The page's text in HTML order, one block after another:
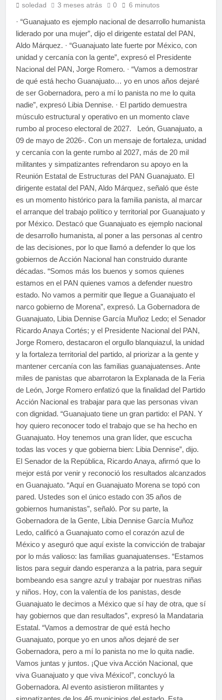
soledad 3 meses atrás 0 6 minutos
· “Guanajuato es ejemplo nacional de desarrollo humanista
liderado por una mujer”, dijo el dirigente estatal del PAN,
Aldo Márquez. · “Guanajuato late fuerte por México, con
unidad y cercanía con la gente”, expresó el Presidente
Nacional del PAN, Jorge Romero. · “Vamos a demostrar
de qué está hecho Guanajuato… yo en unos años dejaré
de ser Gobernadora, pero a mí lo panista no me lo quita
nadie”, expresó Libia Dennise. · El partido demuestra
músculo estructural y operativo en un momento clave
rumbo al proceso electoral de 2027. León, Guanajuato, a
09 de mayo de 2026-. Con un mensaje de fortaleza, unidad
y cercanía con la gente rumbo al 2027, más de 20 mil
militantes y simpatizantes refrendaron su apoyo en la
Reunión Estatal de Estructuras del PAN Guanajuato. El
dirigente estatal del PAN, Aldo Márquez, señaló que éste
es un momento histórico para la familia panista, al marcar
el arranque del trabajo político y territorial por Guanajuato y
por México. Destacó que Guanajuato es ejemplo nacional
de desarrollo humanista, al poner a las personas al centro
de las decisiones, por lo que llamó a defender lo que los
gobiernos de Acción Nacional han construido durante
décadas. “Somos más los buenos y somos quienes
estamos en el PAN quienes vamos a defender nuestro
estado. No vamos a permitir que llegue a Guanajuato el
narco gobierno de Morena”, expresó. La Gobernadora de
Guanajuato, Libia Dennise García Muñoz Ledo; el Senador
Ricardo Anaya Cortés; y el Presidente Nacional del PAN,
Jorge Romero, destacaron el orgullo blanquiazul, la unidad
y la fortaleza territorial del partido, al priorizar a la gente y
mantener cercanía con las familias guanajuatenses. Ante
miles de panistas que abarrotaron la Explanada de la Feria
de León, Jorge Romero enfatizó que la finalidad del Partido
Acción Nacional es trabajar para que las personas vivan
con dignidad. “Guanajuato tiene un gran partido: el PAN. Y
hoy quiero reconocer todo el trabajo que se ha hecho en
Guanajuato. Hoy tenemos una gran líder, que escucha
todas las voces y que gobierna bien: Libia Dennise”, dijo.
El Senador de la República, Ricardo Anaya, afirmó que lo
mejor está por venir y reconoció los resultados alcanzados
en Guanajuato. “Aquí en Guanajuato Morena se topó con
pared. Ustedes son el único estado con 35 años de
gobiernos humanistas”, señaló. Por su parte, la
Gobernadora de la Gente, Libia Dennise García Muñoz
Ledo, calificó a Guanajuato como el corazón azul de
México y aseguró que aquí existe la convicción de trabajar
por lo más valioso: las familias guanajuatenses. “Estamos
listos para seguir dando esperanza a la patria, para seguir
bombeando esa sangre azul y trabajar por nuestras niñas
y niños. Hoy, con la valentía de los panistas, desde
Guanajuato le decimos a México que sí hay de otra, que sí
hay gobiernos que dan resultados”, expresó la Mandataria
Estatal. “Vamos a demostrar de qué está hecho
Guanajuato, porque yo en unos años dejaré de ser
Gobernadora, pero a mí lo panista no me lo quita nadie.
Vamos juntas y juntos. ¡Que viva Acción Nacional, que
viva Guanajuato y que viva México!”, concluyó la
Gobernadora. Al evento asistieron militantes y